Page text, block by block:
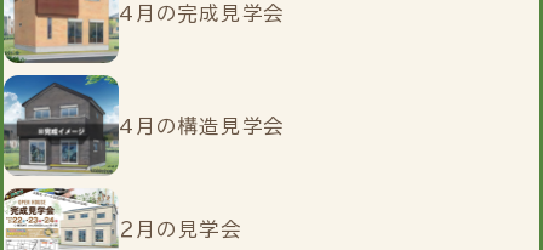
4月の完成見学会
4月の構造見学会
２月の見学会